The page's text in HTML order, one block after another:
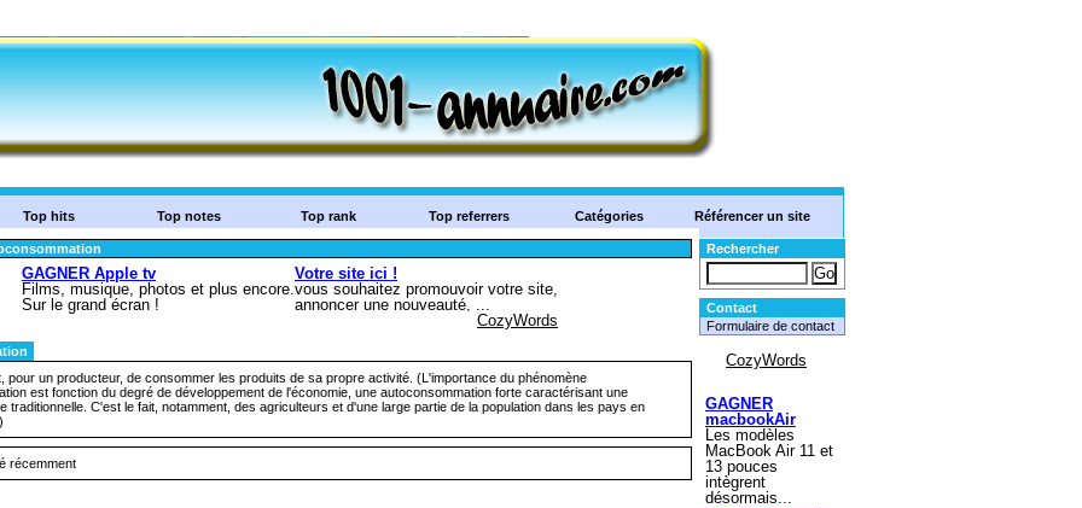
Top hits Top notes Top rank Top referrers Catégories Référencer un site
Rechercher
Contact
Formulaire de contact
pour un producteur, de consommer les produits de sa propre activité. (L'importance du phénomène
est fonction du degré de développement de l'économie, une autoconsommation forte caractérisant une
traditionnelle. C'est le fait, notamment, des agriculteurs et d'une large partie de la population dans les pays en
récemment